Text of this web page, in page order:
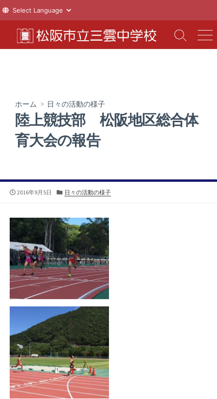
テ
検
索
メ
ニ
ホーム > 日々の活動の様子
陸上競技部 松阪地区総合体
育大会の報告
公
2016年9月5日
カ
リ
ー
日々の活動の様子